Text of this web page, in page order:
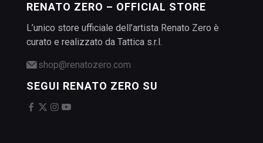
RENATO ZERO – OFFICIAL STORE
L’unico store ufficiale dell’artista Renato Zero è
curato e realizzato da Tattica s.r.l.
shop@renatozero.com
SEGUI RENATO ZERO SU